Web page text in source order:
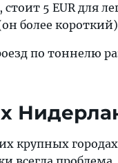
5 EUR для
более
по тоннелю
крупных